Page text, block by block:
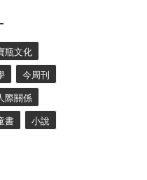
瓶文化
今周刊
際關係
書 小說